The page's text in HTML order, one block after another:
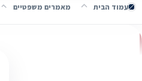
עמוד הבית מאמרים משפטיים